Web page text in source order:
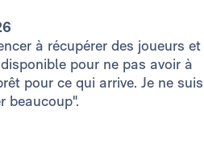
à récupérer des joueurs et
pour ne pas avoir à
pour ce qui arrive. Je ne suis
beaucoup".